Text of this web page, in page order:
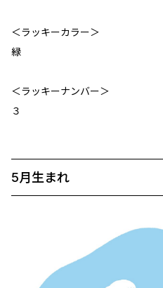
＜ラッキーカラー＞
緑
＜ラッキーナンバー＞
３
5月生まれ